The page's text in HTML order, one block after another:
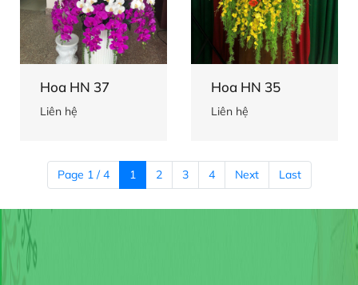
Hoa HN 37
Liên hệ
Hoa HN 35
Liên hệ
Page 1 / 4 1 2 3 4 Next Last